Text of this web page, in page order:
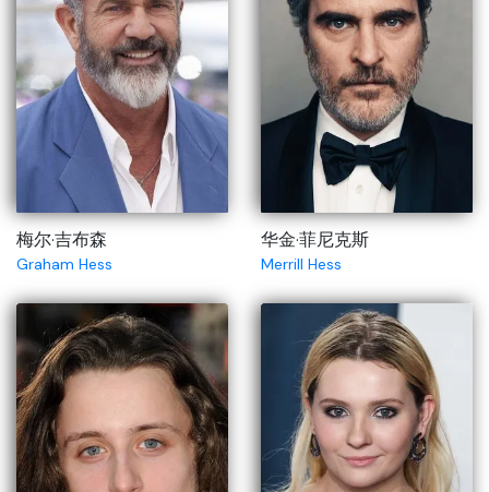
梅尔·吉布森
Graham Hess
华金·菲尼克斯
Merrill Hess